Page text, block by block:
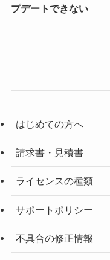
プデートできない
はじめての方へ
請求書・見積書
ライセンスの種類
サポートポリシー
不具合の修正情報